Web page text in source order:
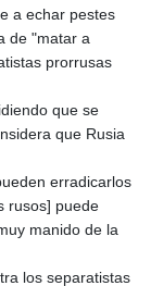
a echar pestes
de "matar a
prorrusas
que se
que Rusia
erradicarlos
rusos] puede
manido de la
los separatistas